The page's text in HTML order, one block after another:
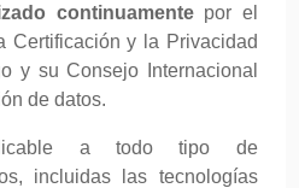
continuamentepor el
Certificación y la Privacidad
y su Consejo Internacional
de datos.
a todo tipo de
incluidas las tecnologías